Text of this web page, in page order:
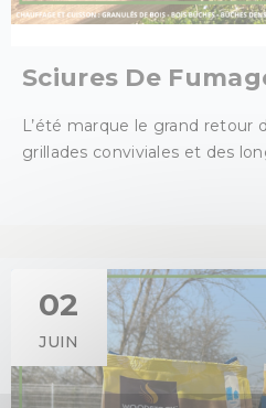
Sciures De
Vos Barbecues
L’été marque le grand retour
grillades conviviales et des
barbecue. Pour surprendre
toute nouvelle dimension à
vos cuissons estivales.
02
JUIN